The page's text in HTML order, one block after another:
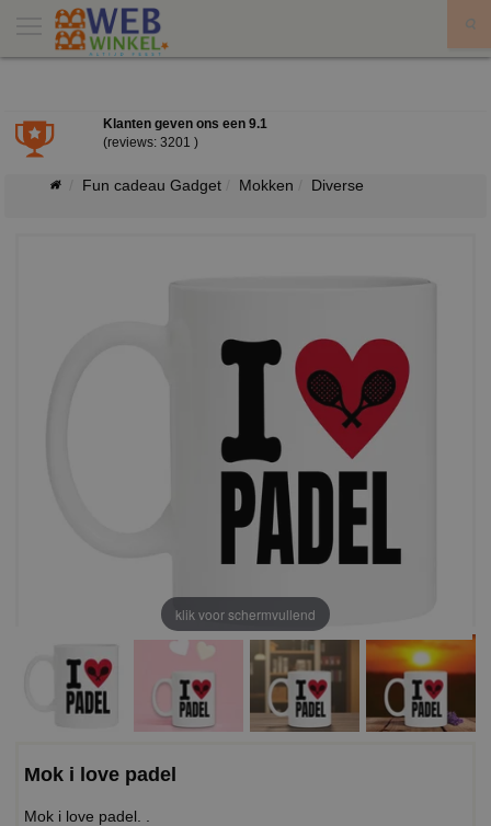
Klanten geven ons een 9.1
(reviews: 3201 )
Fun cadeau Gadget Mokken Diverse
klik voor schermvullend
Mok i love padel
Mok i love padel. .